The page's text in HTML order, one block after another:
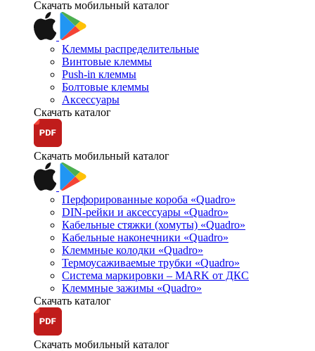
Скачать мобильный каталог
Клеммы распределительные
Винтовые клеммы
Push-in клеммы
Болтовые клеммы
Аксессуары
Скачать каталог
Скачать мобильный каталог
Перфорированные короба «Quadro»
DIN-рейки и аксессуары «Quadro»
Кабельные стяжки (хомуты) «Quadro»
Кабельные наконечники «Quadro»
Клеммные колодки «Quadro»
Термоусаживаемые трубки «Quadro»
Система маркировки – MARK от ДКС
Клеммные зажимы «Quadro»
Скачать каталог
Скачать мобильный каталог